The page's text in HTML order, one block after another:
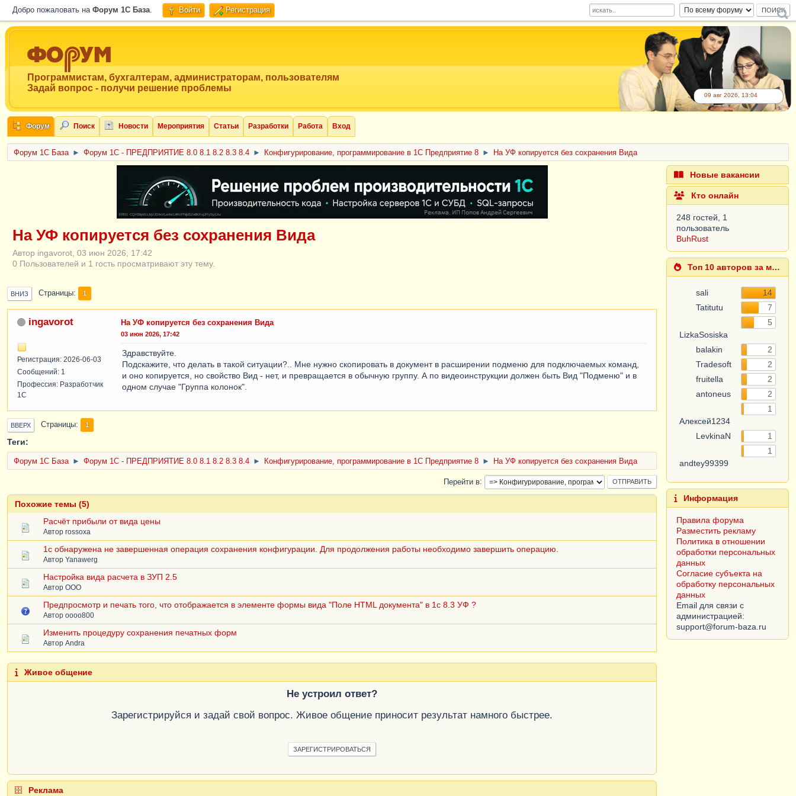
Добро пожаловать на Форум 1C База. Войти Регистрация
Программистам, бухгалтерам, администраторам, пользователям
Задай вопрос - получи решение проблемы
09 авг 2026, 13:04
Форум Поиск Новости Мероприятия Статьи Разработки Работа Вход
Форум 1C База ► Форум 1С - ПРЕДПРИЯТИЕ 8.0 8.1 8.2 8.3 8.4 ► Конфигурирование, программирование в 1С Предприятие 8 ► На УФ копируется без сохранения Вида
ERID: CQH36pWzJqVJD4xVLsnhcU4hVPNjkBZe8KKxjJiYySyZAz
На УФ копируется без сохранения Вида
Автор ingavorot, 03 июн 2026, 17:42
0 Пользователей и 1 гость просматривают эту тему.
ВНИЗ Страницы 1
ingavorot
Регистрация: 2026-06-03
Сообщений: 1
Профессия: Разработчик
1С
На УФ копируется без сохранения Вида
03 июн 2026, 17:42
Здравствуйте.
Подскажите, что делать в такой ситуации?.. Мне нужно скопировать в документ в расширении подменю для подключаемых команд,
и оно копируется, но свойство Вид - нет, и превращается в обычную группу. А по видеоинструкции должен быть Вид "Подменю" и в
одном случае "Группа колонок".
ВВЕРХ Страницы 1
Теги:
Форум 1C База ► Форум 1С - ПРЕДПРИЯТИЕ 8.0 8.1 8.2 8.3 8.4 ► Конфигурирование, программирование в 1С Предприятие 8 ► На УФ копируется без сохранения Вида
Перейти в
Похожие темы (5)
Расчёт прибыли от вида цены
Автор rossoxa
1с обнаружена не завершенная операция сохранения конфигурации. Для продолжения работы необходимо завершить операцию.
Автор Yanawerg
Настройка вида расчета в ЗУП 2.5
Автор ООО
Предпросмотр и печать того, что отображается в элементе формы вида "Поле HTML документа" в 1с 8.3 УФ ?
Автор oooo800
Изменить процедуру сохранения печатных форм
Автор Andra
Живое общение
Не устроил ответ?
Зарегистрируйся и задай свой вопрос. Живое общение приносит результат намного быстрее.
ЗАРЕГИСТРИРОВАТЬСЯ
Реклама
Новые вакансии
Кто онлайн
248 гостей, 1
пользователь
BuhRust
Топ 10 авторов за месяц
sali
14
Tatitutu
7
LizkaSosiska
5
balakin
2
Tradesoft
2
fruitella
2
antoneus
2
Алексей1234
1
LevkinaN 1
andtey99399
1
Информация
Правила форума
Разместить рекламу
Политика в отношении
обработки персональных
данных
Согласие субъекта на
обработку персональных
данных
Email для связи с
администрацией: